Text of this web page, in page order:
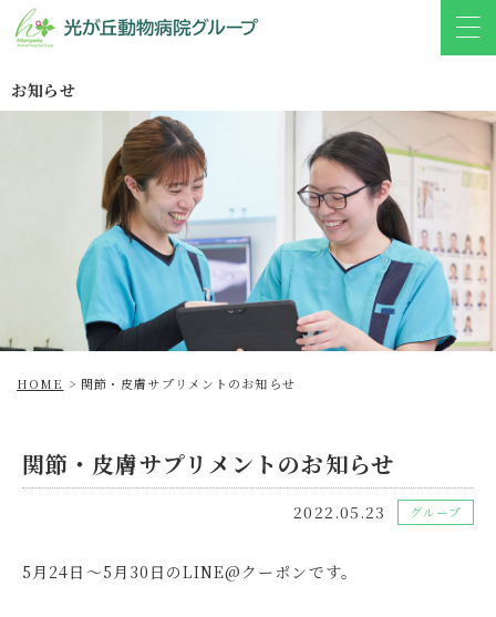
お知らせ
HOME > 関節・皮膚サプリメントのお知らせ
関節・皮膚サプリメントのお知らせ
2022.05.23 グループ
5月24日～5月30日のLINE@クーポンです。